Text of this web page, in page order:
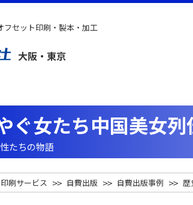
フセット印刷・製本・加工
ぐ女たち中国美女列
たちの物語
印刷サービス 自費出版 自費出版事例 歴